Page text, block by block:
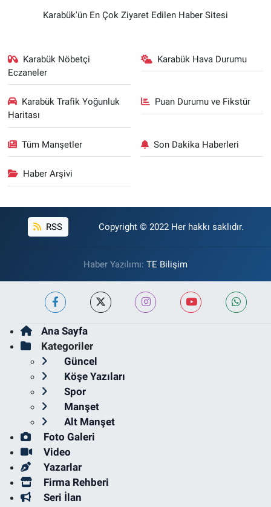
Karabük'ün En Çok Ziyaret Edilen Haber Sitesi
Karabük Nöbetçi
Eczaneler
Karabük Hava Durumu
Karabük Trafik Yoğunluk
Haritası
Puan Durumu ve Fikstür
Tüm Manşetler Son Dakika Haberleri
Haber Arşivi
RSS Copyright © 2022 Her hakkı saklıdır.
Haber Yazılımı: TE Bilişim
Ana Sayfa
Kategoriler
Güncel
Köşe Yazıları
Spor
Manşet
Alt Manşet
Foto Galeri
Video
Yazarlar
Firma Rehberi
Seri İlan